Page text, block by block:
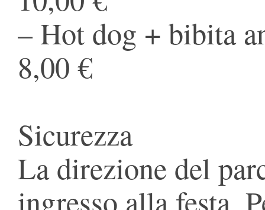
– Hot dog + bibita
8,00 €
Sicurezza
La direzione del
ingresso alla festa.